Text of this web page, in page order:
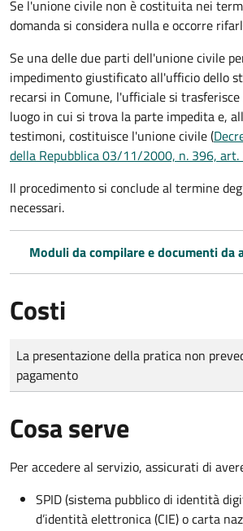
Se l'unione civile non è costituita nei
domanda si considera nulla e occorre
Se una delle due parti dell'unione civile
impedimento giustificato all'ufficio dello
recarsi in Comune, l'ufficiale si
luogo in cui si trova la parte impedita e,
testimoni, costituisce l'unione civile (
della Repubblica 03/11/2000, n. 396,
Il procedimento si conclude al termine
necessari.
Moduli da compilare e documenti da
Costi
Tipo di pagamento
Importo
La presentazione della pratica non
pagamento
Cosa serve
Per accedere al servizio, assicurati di
SPID (sistema pubblico di identità
d’identità elettronica (CIE) o carta